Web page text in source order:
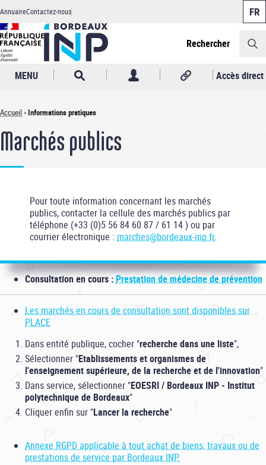
Aller
au
contenu
principal
Header
AnnuaireContactez-nous
Rechercher
MENU Accès direct
Fil
d'Ariane
Accueil Informations pratiques
Marchés publics
Pour toute information concernant les marchés
publics, contacter la cellule des marchés publics par
téléphone (+33 (0)5 56 84 60 87 / 61 14 ) ou par
courrier électronique : marches@bordeaux-inp.fr.
Consultation en cours : Prestation de médecine de prévention
Les marchés en cours de consultation sont disponibles sur
PLACE
Dans entité publique, cocher "recherche dans une liste",
Sélectionner "Etablissements et organismes de
l'enseignement supérieure, de la recherche et de l'innovation"
Dans service, sélectionner "EOESRI / Bordeaux INP - Institut
polytechnique de Bordeaux"
Cliquer enfin sur "Lancer la recherche"
Annexe RGPD applicable à tout achat de biens, travaux ou de
prestations de service par Bordeaux INP
Panneau de gestion des cookies